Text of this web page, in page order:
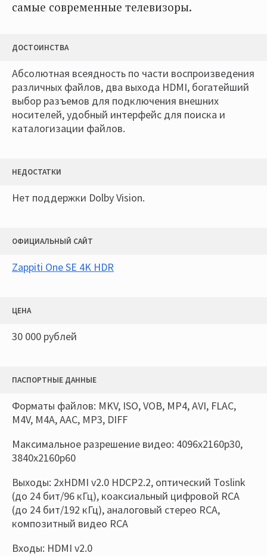
самые современные телевизоры.
ДОСТОИНСТВА
Абсолютная всеядность по части воспроизведения
различных файлов, два выхода HDMI, богатейший
выбор разъемов для подключения внешних
носителей, удобный интерфейс для поиска и
каталогизации файлов.
НЕДОСТАТКИ
Нет поддержки Dolby Vision.
ОФИЦИАЛЬНЫЙ САЙТ
Zappiti One SE 4K HDR
ЦЕНА
30 000 рублей
ПАСПОРТНЫЕ ДАННЫЕ
Форматы файлов: MKV, ISO, VOB, MP4, AVI, FLAC,
M4V, M4A, AAC, MP3, DIFF
Максимальное разрешение видео: 4096x2160p30,
3840х2160р60
Выходы: 2xHDMI v2.0 HDCP2.2, оптический Toslink
(до 24 бит/96 кГц), коаксиальный цифровой RCA
(до 24 бит/192 кГц), аналоговый стерео RCA,
композитный видео RCA
Входы: HDMI v2.0